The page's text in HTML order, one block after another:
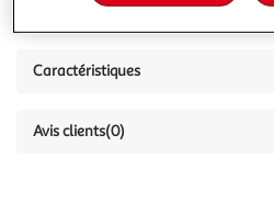
Description
Caractéristiques
Avis clients(0)